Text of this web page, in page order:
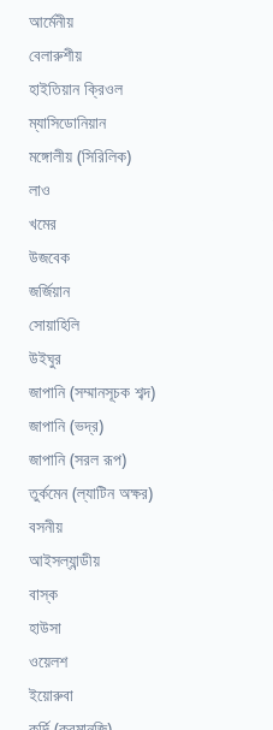
আর্মেনীয়
বেলারুশীয়
হাইতিয়ান ক্রিওল
ম্যাসিডোনিয়ান
মঙ্গোলীয় (সিরিলিক)
লাও
খমের
উজবেক
জর্জিয়ান
সোয়াহিলি
উইঘুর
জাপানি (সম্মানসূচক শব্দ)
জাপানি (ভদ্র)
জাপানি (সরল রূপ)
তুর্কমেন (ল্যাটিন অক্ষর)
বসনীয়
আইসল্যান্ডীয়
বাস্ক
হাউসা
ওয়েলশ
ইয়োরুবা